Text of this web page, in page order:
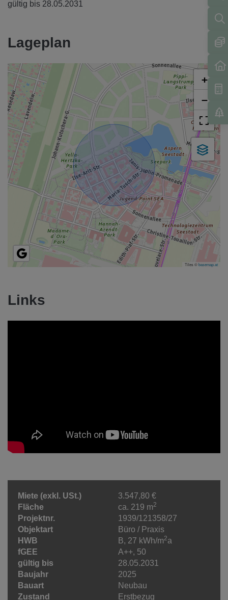
gültig bis 28.05.2031
Lageplan
+
−
Tiles ©basemap.at
Links
Miete (exkl. USt.)
3.547,80 €
Fläche
ca. 219 m2
Projektnr.
1939/121358/27
Objektart
Büro / Praxis
HWB
B, 27 kWh/m2a
fGEE
A++, 50
gültig bis
28.05.2031
Baujahr
2025
Bauart
Neubau
Zustand
Erstbezug